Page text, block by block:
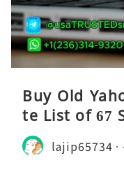
Buy Old
te List of 67
lajip65734